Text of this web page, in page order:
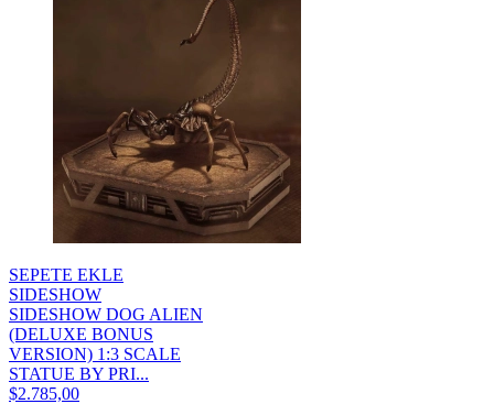
SEPETE EKLE
SIDESHOW
SIDESHOW DOG ALIEN
(DELUXE BONUS
VERSION) 1:3 SCALE
STATUE BY PRI...
$2.785,00